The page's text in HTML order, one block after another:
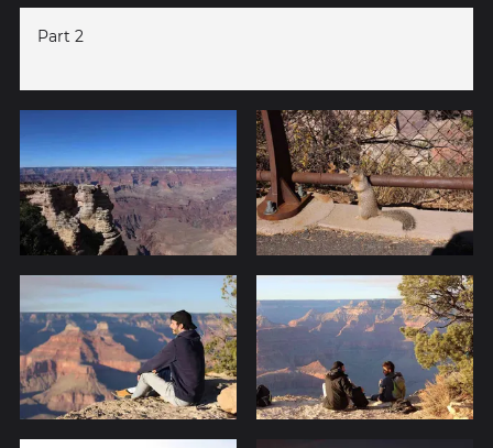
Part 2